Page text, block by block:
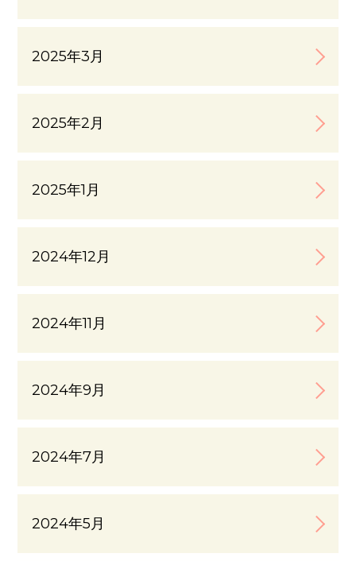
2025年3月
2025年2月
2025年1月
2024年12月
2024年11月
2024年9月
2024年7月
2024年5月